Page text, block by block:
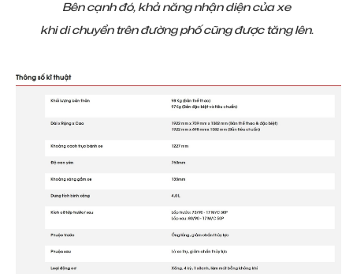
Bên cạnh đó, khả năng nhận diện của xe
khi di chuyển trên đường phố cũng được tăng lên.